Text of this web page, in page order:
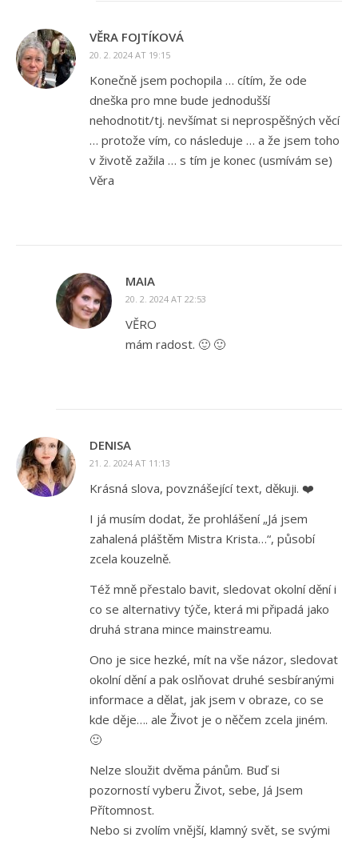
VĚRA FOJTÍKOVÁ
20. 2. 2024 AT 19:15
Konečně jsem pochopila … cítím, že ode
dneška pro mne bude jednodušší
nehodnotit/tj. nevšímat si neprospěšných věcí
… protože vím, co následuje … a že jsem toho
v životě zažila … s tím je konec (usmívám se)
Věra
MAIA
20. 2. 2024 AT 22:53
VĚRO
mám radost. 🙂 🙂
DENISA
21. 2. 2024 AT 11:13
Krásná slova, povznášející text, děkuji. ❤️
I já musím dodat, že prohlášení „Já jsem
zahalená pláštěm Mistra Krista…“, působí
zcela kouzelně.
Též mně přestalo bavit, sledovat okolní dění i
co se alternativy týče, která mi připadá jako
druhá strana mince mainstreamu.
Ono je sice hezké, mít na vše názor, sledovat
okolní dění a pak oslňovat druhé sesbíranými
informace a dělat, jak jsem v obraze, co se
kde děje…. ale Život je o něčem zcela jiném.
🙂
Nelze sloužit dvěma pánům. Buď si
pozorností vyberu Život, sebe, Já Jsem
Přítomnost.
Nebo si zvolím vnější, klamný svět, se svými